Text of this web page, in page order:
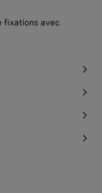
fixations avec